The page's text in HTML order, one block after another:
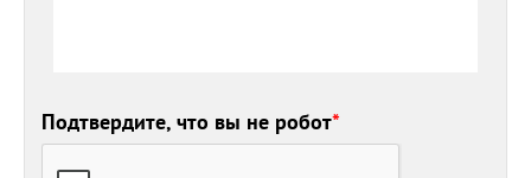
Подтвердите, что вы не робот*